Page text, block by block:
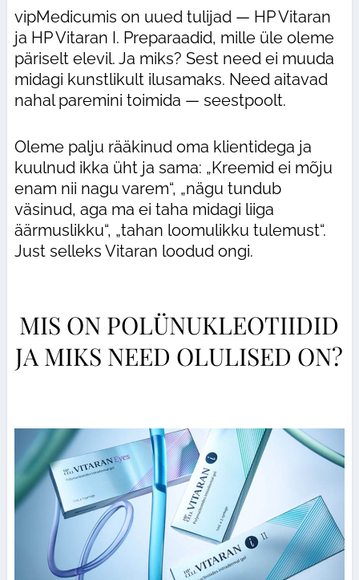
vipMedicumis on uued tulijad — HP Vitaran
ja HP Vitaran I. Preparaadid, mille üle oleme
päriselt elevil. Ja miks? Sest need ei muuda
midagi kunstlikult ilusamaks. Need aitavad
nahal paremini toimida — seestpoolt.
Oleme palju rääkinud oma klientidega ja
kuulnud ikka üht ja sama: „Kreemid ei mõju
enam nii nagu varem“, „nägu tundub
väsinud, aga ma ei taha midagi liiga
äärmuslikku“, „tahan loomulikku tulemust“.
Just selleks Vitaran loodud ongi.
MIS ON POLÜNUKLEOTIIDID
JA MIKS NEED OLULISED ON?